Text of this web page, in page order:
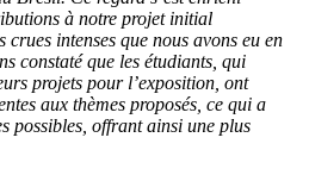
à notre projet initial
intenses que nous avons eu en
constaté que les étudiants, qui
projets pour l’exposition, ont
aux thèmes proposés, ce qui a
possibles, offrant ainsi une plus